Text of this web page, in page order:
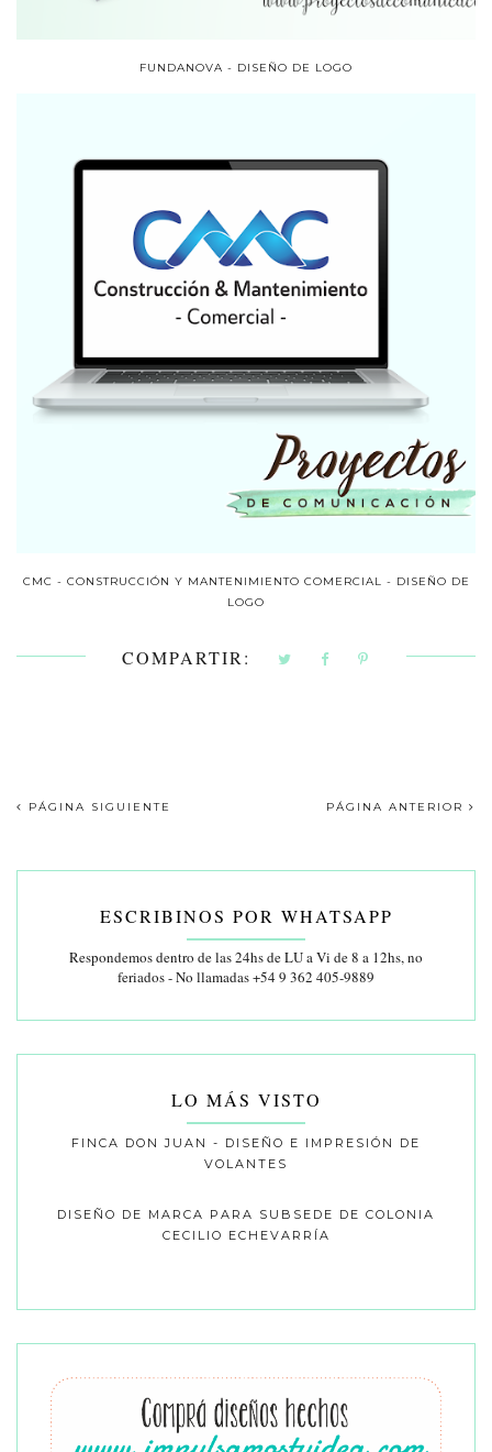
FUNDANOVA - DISEÑO DE LOGO
CMC - CONSTRUCCIÓN Y MANTENIMIENTO COMERCIAL - DISEÑO DE
LOGO
COMPARTIR:
PÁGINA SIGUIENTE PÁGINA ANTERIOR
ESCRIBINOS POR WHATSAPP
Respondemos dentro de las 24hs de LU a Vi de 8 a 12hs, no
feriados - No llamadas +54 9 362 405-9889
LO MÁS VISTO
FINCA DON JUAN - DISEÑO E IMPRESIÓN DE
VOLANTES
DISEÑO DE MARCA PARA SUBSEDE DE COLONIA
CECILIO ECHEVARRÍA